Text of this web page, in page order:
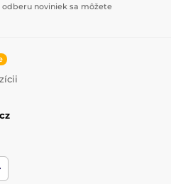
odberu noviniek sa môžete